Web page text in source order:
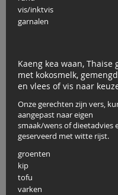
vis/inktvis
garnalen
Kaeng kea waan, Thaise
met kokosmelk,
en vlees of vis naar
Onze gerechten zijn vers,
aangepast naar eigen
smaak/wens of dieetadvies
geserveerd met witte rijst.
groenten
kip
tofu
varken